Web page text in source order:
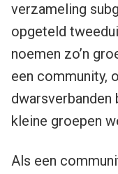
verzameling
opgeteld
noemen zo’n
een community,
dwarsverbanden
kleine groepen
Als een